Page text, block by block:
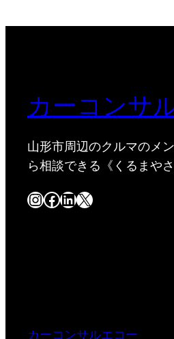
カーコンサ
山形市周辺のクルマのメ
ら相談できる《くるまやさ
InstagramFacebook LinkedIn X
カーコンサルエコー